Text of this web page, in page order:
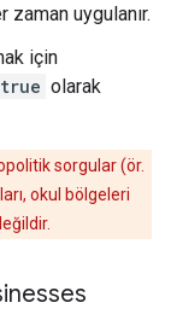
uygulanır.
için
true olarak
sorgular (ör.
okul bölgeleri